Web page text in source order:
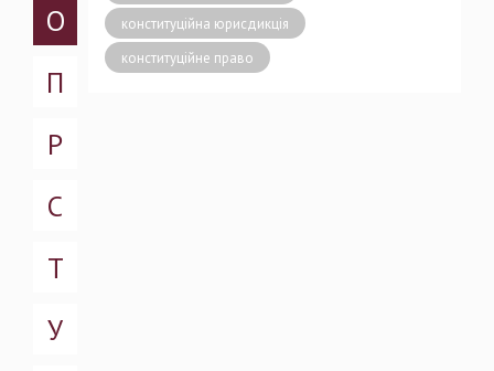
О
П
Р
С
Т
У
конституційна юрисдикція
конституційне право